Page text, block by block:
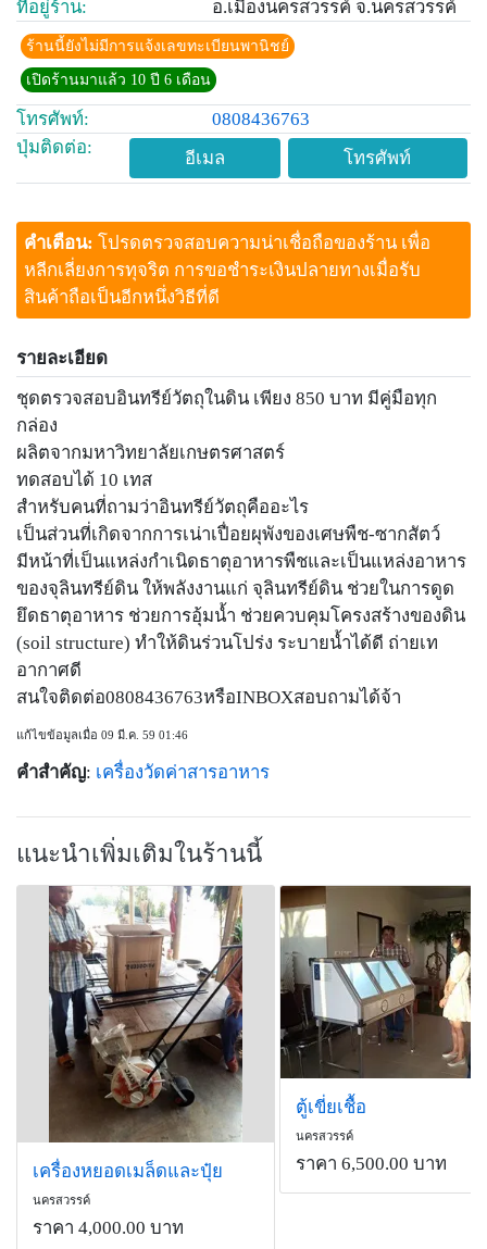
ที่อยู่ร้าน:
อ.เมืองนครสวรรค์ จ.นครสวรรค์
ร้านนี้ยังไม่มีการแจ้งเลขทะเบียนพานิชย์
เปิดร้านมาแล้ว 10 ปี 6 เดือน
โทรศัพท์:
0808436763
ปุ่มติดต่อ:
อีเมล โทรศัพท์
คำเตือน: โปรดตรวจสอบความน่าเชื่อถือของร้าน เพื่อ
หลีกเลี่ยงการทุจริต การขอชำระเงินปลายทางเมื่อรับ
สินค้าถือเป็นอีกหนึ่งวิธีที่ดี
รายละเอียด
ชุดตรวจสอบอินทรีย์วัตถุในดิน เพียง 850 บาท มีคู่มือทุก
กล่อง
ผลิตจากมหาวิทยาลัยเกษตรศาสตร์
ทดสอบได้ 10 เทส
สำหรับคนที่ถามว่าอินทรีย์วัตถุคืออะไร
เป็นส่วนที่เกิดจากการเน่าเปื่อยผุพังของเศษพืช-ซากสัตว์
มีหน้าที่เป็นแหล่งกำเนิดธาตุอาหารพืชและเป็นแหล่งอาหาร
ของจุลินทรีย์ดิน ให้พลังงานแก่ จุลินทรีย์ดิน ช่วยในการดูด
ยึดธาตุอาหาร ช่วยการอุ้มน้ำ ช่วยควบคุมโครงสร้างของดิน
(soil structure) ทำให้ดินร่วนโปร่ง ระบายน้ำได้ดี ถ่ายเท
อากาศดี
สนใจติดต่อ0808436763หรือINBOXสอบถามได้จ้า
แก้ไขข้อมูลเมื่อ 09 มี.ค. 59 01:46
คำสำคัญ: เครื่องวัดค่าสารอาหาร
แนะนำเพิ่มเติมในร้านนี้
เครื่องหยอดเมล็ดและปุ๋ย
นครสวรรค์
ราคา 4,000.00 บาท
ตู้เขี่ยเชื้อ
นครสวรรค์
ราคา 6,500.00 บาท